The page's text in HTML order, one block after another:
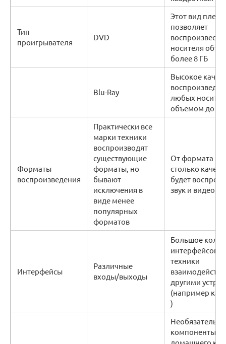
Тип
проигрывателя
DVD
Этот вид
позволяет
воспроизвести
носителя
более 8 ГБ
Blu-Ray
Высокое
любых
объемом до 50
Форматы
воспроизведения
Практически все
марки техники
воспроизводят
существующие
форматы, но
бывают
исключения в
виде менее
популярных
форматов
От формата
столько
будет
звук и видео
Интерфейсы
Различные
входы/выходы
Большое
интерфейсов
техники
другими
(например
)
компоненты
домашнего